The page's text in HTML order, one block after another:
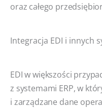
oraz całego
Integracja EDI i innych
EDI w większości
z systemami ERP, w
i zarządzane dane